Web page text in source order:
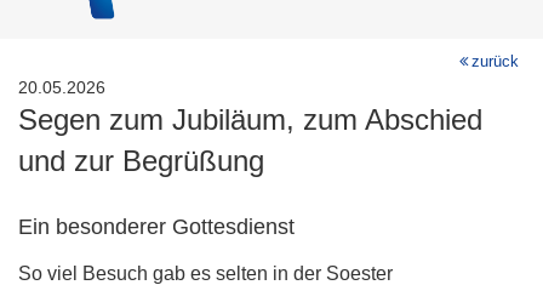
zurück
20.05.2026
Segen zum Jubiläum, zum Abschied
und zur Begrüßung
Ein besonderer Gottesdienst
So viel Besuch gab es selten in der Soester